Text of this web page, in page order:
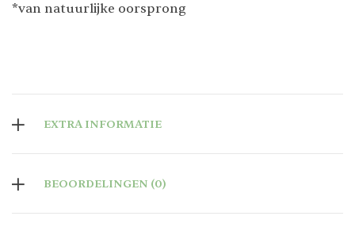
*van natuurlijke oorsprong
EXTRA INFORMATIE
BEOORDELINGEN (0)